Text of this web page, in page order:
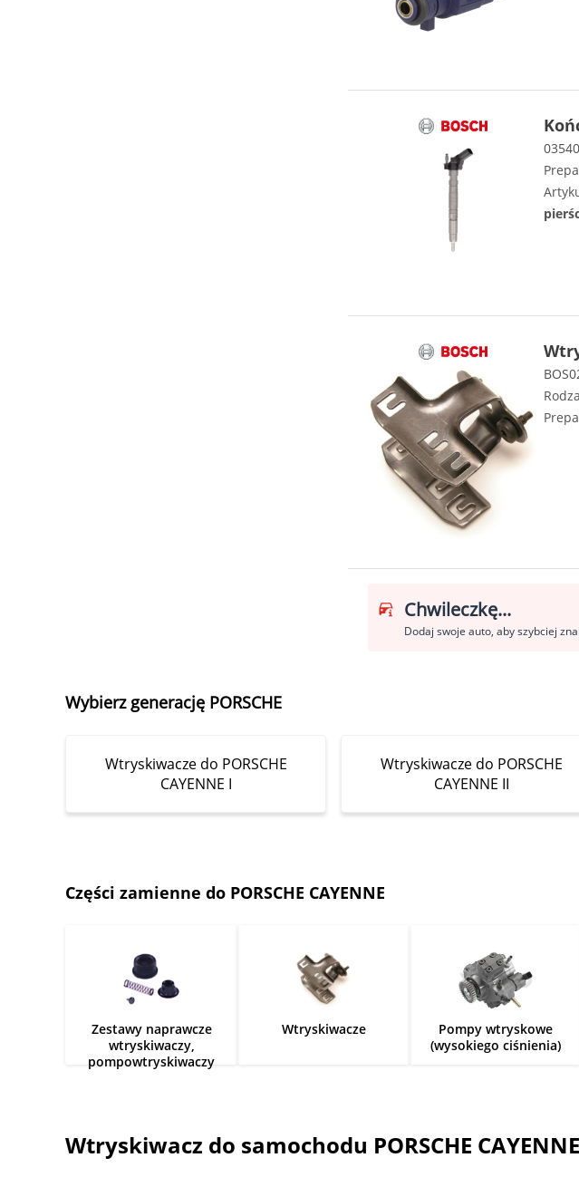
Chwileczkę...
Dodaj swoje auto, aby szybciej
Wybierz generację PORSCHE
Wtryskiwacze do PORSCHE
CAYENNE I
Wtryskiwacze do PORSCHE
CAYENNE II
Części zamienne do PORSCHE CAYENNE
Zestawy naprawcze
wtryskiwaczy,
pompowtryskiwaczy
Wtryskiwacze
Pompy wtryskowe
(wysokiego ciśnienia)
Wtryskiwacz do samochodu PORSCHE